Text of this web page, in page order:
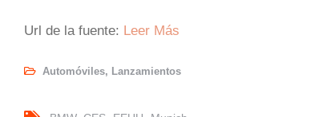
Url de la fuente: Leer Más
Automóviles, Lanzamientos